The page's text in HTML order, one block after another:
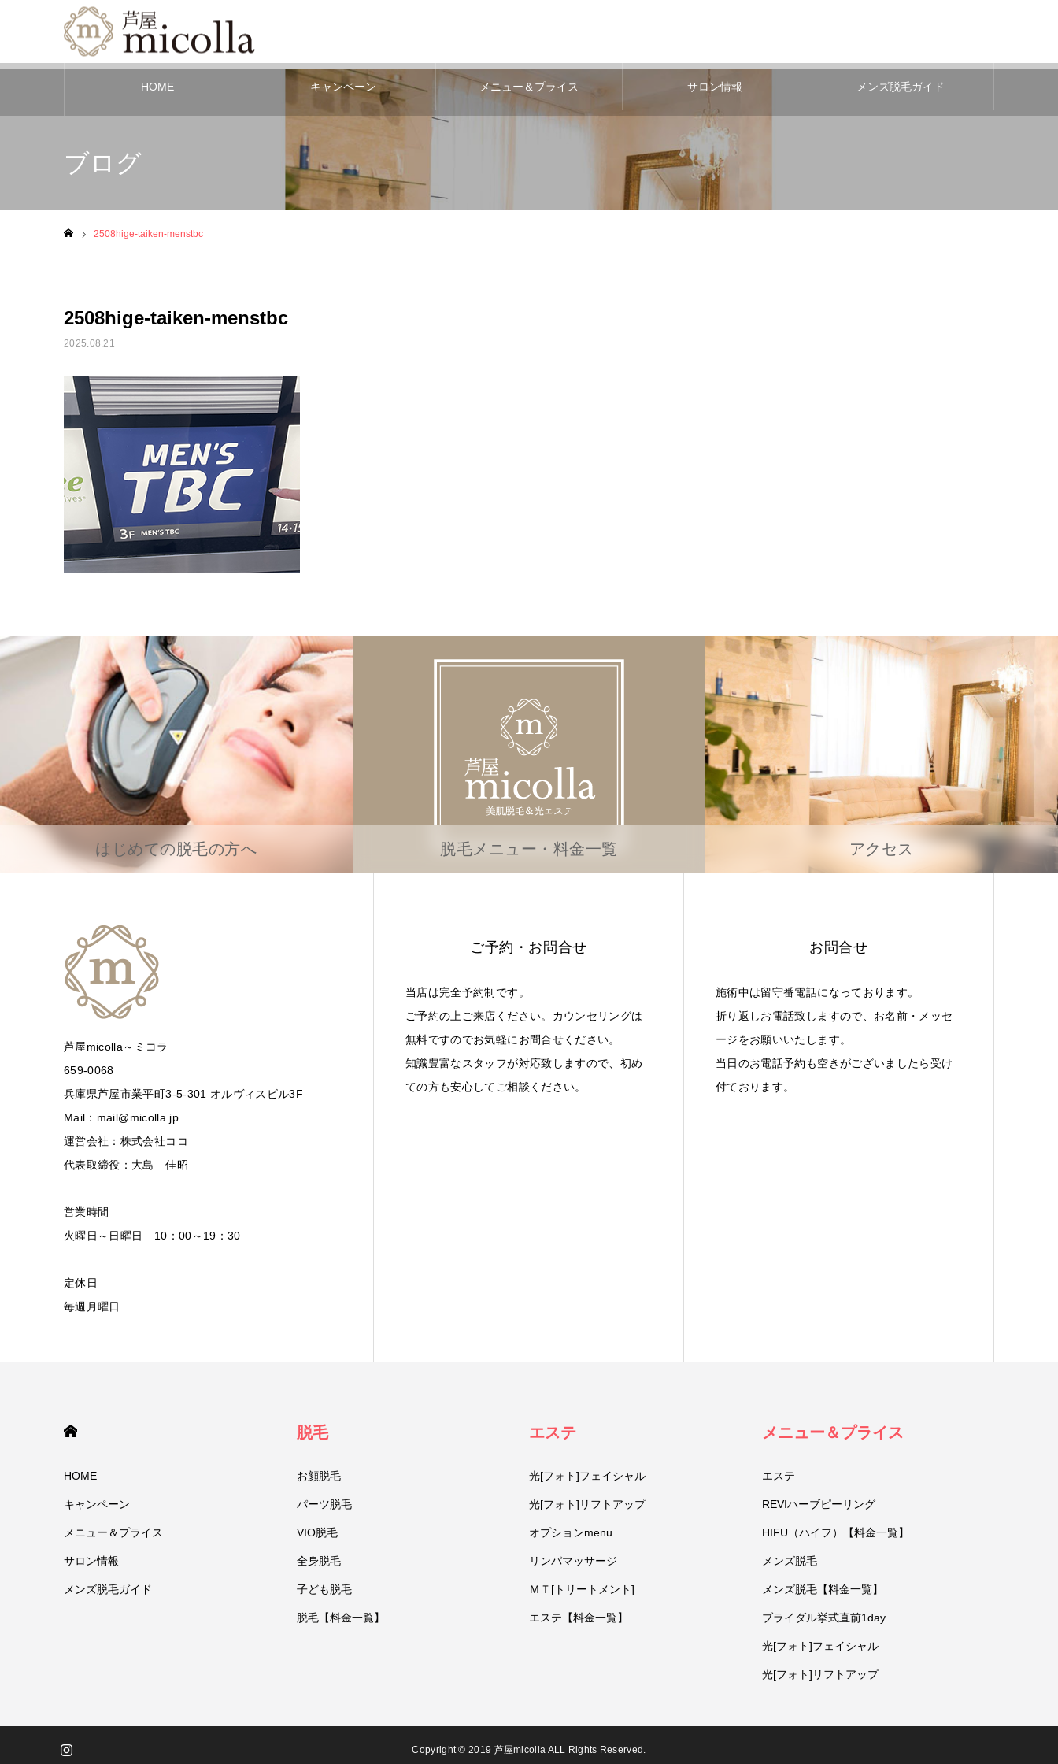
HOME キャンペーン メニュー＆プライス サロン情報 メンズ脱毛ガイド
ブログ
2508hige-taiken-menstbc
2508hige-taiken-menstbc
2025.08.21
はじめての脱毛の方へ 脱毛メニュー・料金一覧 アクセス
芦屋micolla～ミコラ
659-0068
兵庫県芦屋市業平町3-5-301 オルヴィスビル3F
Mail：mail@micolla.jp
運営会社：株式会社ココ
代表取締役：大島 佳昭
営業時間
火曜日～日曜日 10：00～19：30
定休日
毎週月曜日
ご予約・お問合せ
当店は完全予約制です。
ご予約の上ご来店ください。カウンセリングは
無料ですのでお気軽にお問合せください。
知識豊富なスタッフが対応致しますので、初め
ての方も安心してご相談ください。
お問合せ
施術中は留守番電話になっております。
折り返しお電話致しますので、お名前・メッセ
ージをお願いいたします。
当日のお電話予約も空きがございましたら受け
付ております。
HOME
キャンペーン
メニュー＆プライス
サロン情報
メンズ脱毛ガイド
脱毛
お顔脱毛
パーツ脱毛
VIO脱毛
全身脱毛
子ども脱毛
脱毛【料金一覧】
エステ
光[フォト]フェイシャル
光[フォト]リフトアップ
オプションmenu
リンパマッサージ
ＭＴ[トリートメント]
エステ【料金一覧】
メニュー＆プライス
エステ
REVIハーブピーリング
HIFU（ハイフ）【料金一覧】
メンズ脱毛
メンズ脱毛【料金一覧】
ブライダル挙式直前1day
光[フォト]フェイシャル
光[フォト]リフトアップ
Copyright © 2019 芦屋micolla ALL Rights Reserved.